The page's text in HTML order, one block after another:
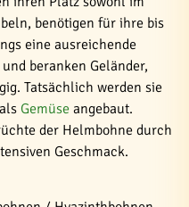
benötigen für ihre bis
eine ausreichende
beranken Geländer,
Tatsächlich werden sie
Gemüse angebaut.
der Helmbohne durch
Geschmack.